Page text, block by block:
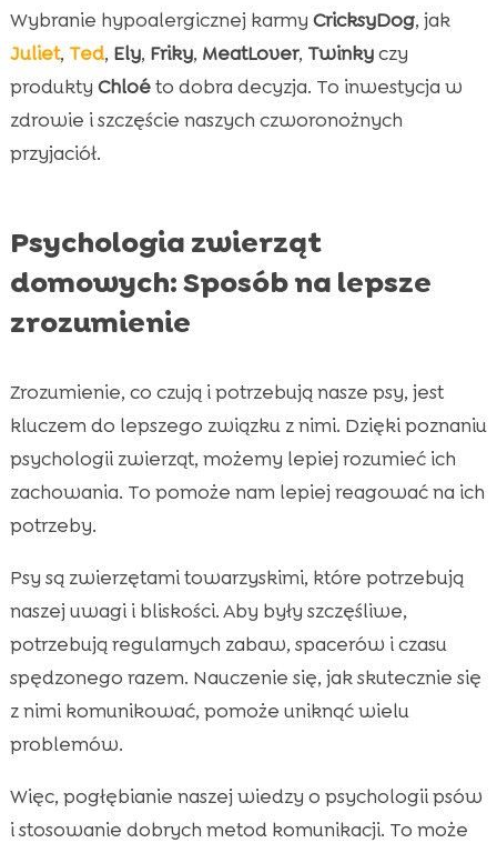
Wybranie hypoalergicznej karmy CricksyDog, jak
Juliet, Ted, Ely, Friky, MeatLover, Twinkyczy
produkty Chloéto dobra decyzja. To inwestycja w
zdrowie i szczęście naszych czworonożnych
przyjaciół.
Psychologia zwierząt
domowych: Sposób na lepsze
zrozumienie
Zrozumienie, co czują i potrzebują nasze psy, jest
kluczem do lepszego związku z nimi. Dzięki poznaniu
psychologii zwierząt, możemy lepiej rozumieć ich
zachowania. To pomoże nam lepiej reagować na ich
potrzeby.
Psy są zwierzętami towarzyskimi, które potrzebują
naszej uwagi i bliskości. Aby były szczęśliwe,
potrzebują regularnych zabaw, spacerów i czasu
spędzonego razem. Nauczenie się, jak skutecznie się
z nimi komunikować, pomoże uniknąć wielu
problemów.
Więc, pogłębianie naszej wiedzy o psychologii psów
i stosowanie dobrych metod komunikacji. To może